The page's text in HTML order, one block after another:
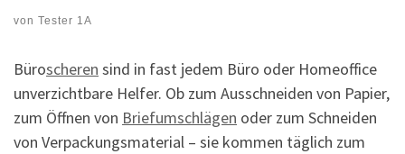
von Tester 1A
Büroscheren sind in fast jedem Büro oder Homeoffice
unverzichtbare Helfer. Ob zum Ausschneiden von Papier,
zum Öffnen von Briefumschlägen oder zum Schneiden
von Verpackungsmaterial – sie kommen täglich zum